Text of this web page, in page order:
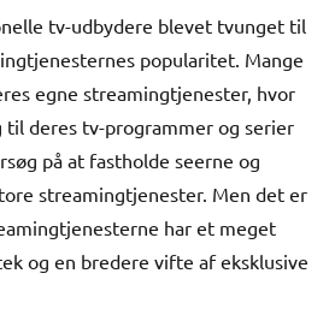
tv-udbydere blevet tvunget til
popularitet. Mange
egne streamingtjenester, hvor
til deres tv-programmer og serier
på at fastholde seerne og
streamingtjenester. Men det er
har et meget
og en bredere vifte af eksklusive